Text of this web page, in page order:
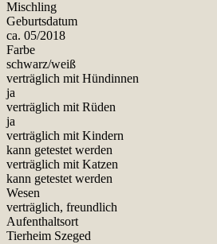
Mischling
Geburtsdatum
ca. 05/2018
Farbe
schwarz/weiß
verträglich mit Hündinnen
ja
verträglich mit Rüden
ja
verträglich mit Kindern
kann getestet werden
verträglich mit Katzen
kann getestet werden
Wesen
verträglich, freundlich
Aufenthaltsort
Tierheim Szeged